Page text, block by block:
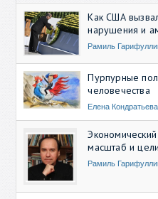
Как США
нарушения и
Рамиль
Пурпурные
человечества
Елена
масштаб и цели
Рамиль